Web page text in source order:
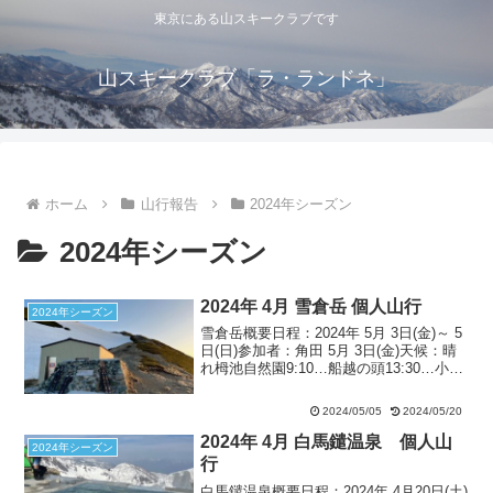
東京にある山スキークラブです
山スキークラブ「ラ・ランドネ」
ホーム 山行報告 2024年シーズン
2024年シーズン
2024年シーズン 2024年 4月 雪倉岳 個人山行
雪倉岳概要日程：2024年 5月 3日(金)～ 5
日(日)参加者：角田 5月 3日(金)天候：晴
れ栂池自然園9:10…船越の頭13:30…小蓮
小屋18:00 ４月中旬に企画するも流れ、
2024/05/05 2024/05/20
2024年シーズン
2024年 4月 白馬鑓温泉 個人山
行